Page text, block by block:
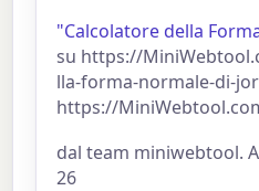
"Calcolatore della
su https://
lla-forma-normale-di-
https://
dal team miniwebtool.
26